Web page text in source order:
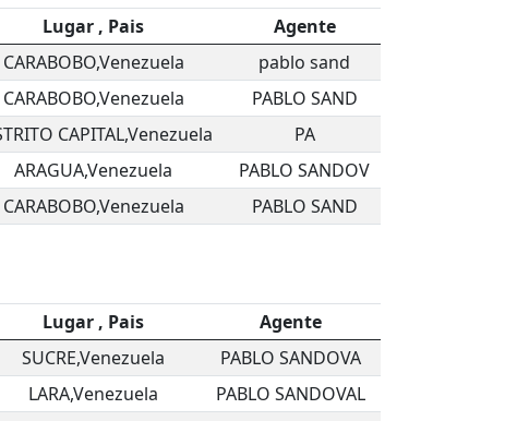
Lugar , Pais
Agente
CARABOBO,Venezuela
pablo sand
CARABOBO,Venezuela
PABLO SAND
CAPITAL,Venezuela
PA
ARAGUA,Venezuela
PABLO SANDOV
CARABOBO,Venezuela PABLO SAND
Lugar , Pais
Agente
SUCRE,Venezuela
PABLO SANDOVA
LARA,Venezuela
PABLO SANDOVAL